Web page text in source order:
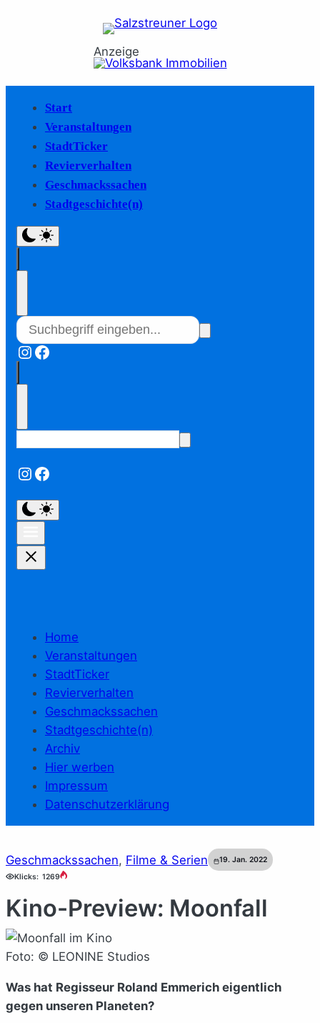
Anzeige
Start
Veranstaltungen
StadtTicker
Revierverhalten
Geschmackssachen
Stadtgeschichte(n)
Instagram
Facebook
Instagram
Facebook
Home
Veranstaltungen
StadtTicker
Revierverhalten
Geschmackssachen
Stadtgeschichte(n)
Archiv
Hier werben
Impressum
Datenschutzerklärung
Geschmackssachen, Filme & Serien
19. Jan. 2022
Klicks: 1269
Kino-Preview: Moonfall
Foto: © LEONINE Studios
Was hat Regisseur Roland Emmerich eigentlich
gegen unseren Planeten?